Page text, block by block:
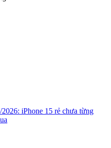
iPhone 15 rẻ chưa từng